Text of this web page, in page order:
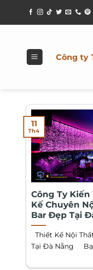
Công ty
Công Ty
Kế Chuyên
Bar Đẹp Tại
Thiết Kế Nội
Tại Đà Nẵng
11
Th4